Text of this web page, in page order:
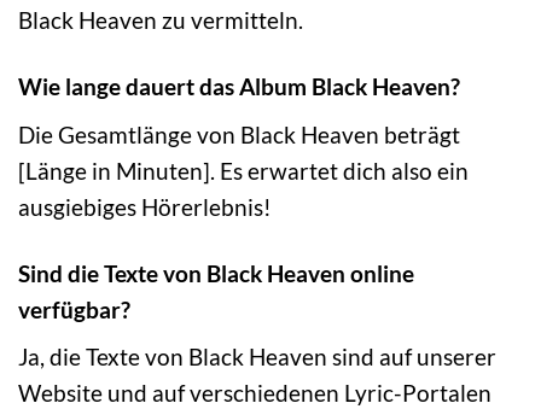
Black Heaven zu vermitteln.
Wie lange dauert das Album Black Heaven?
Die Gesamtlänge von Black Heaven beträgt
[Länge in Minuten]. Es erwartet dich also ein
ausgiebiges Hörerlebnis!
Sind die Texte von Black Heaven online
verfügbar?
Ja, die Texte von Black Heaven sind auf unserer
Website und auf verschiedenen Lyric-Portalen